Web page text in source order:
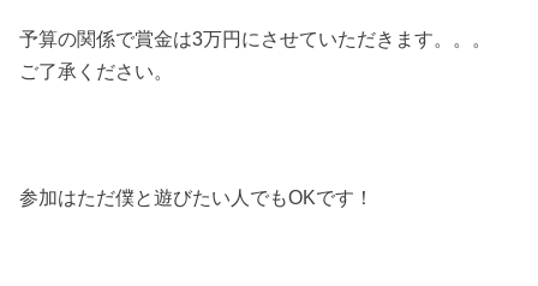
予算の関係で賞金は3万円にさせていただきます。。。
ご了承ください。
参加はただ僕と遊びたい人でもOKです！